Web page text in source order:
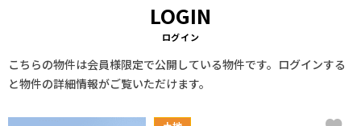
LOGIN
ログイン
こちらの物件は会員様限定で公開している物件です。ログインする
と物件の詳細情報がご覧いただけます。